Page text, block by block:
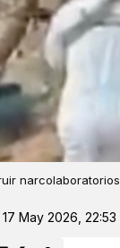
narcolaboratorios
17 May 2026, 22:53